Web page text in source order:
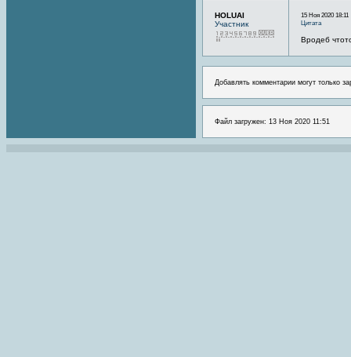
HOLUAI
Участник
15 Ноя 2020 18:11
Цитата
Вродеб
Добавлять комментарии могут только
Файл загружен: 13 Ноя 2020 11:51